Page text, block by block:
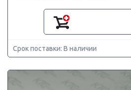
Срок поставки: В наличии